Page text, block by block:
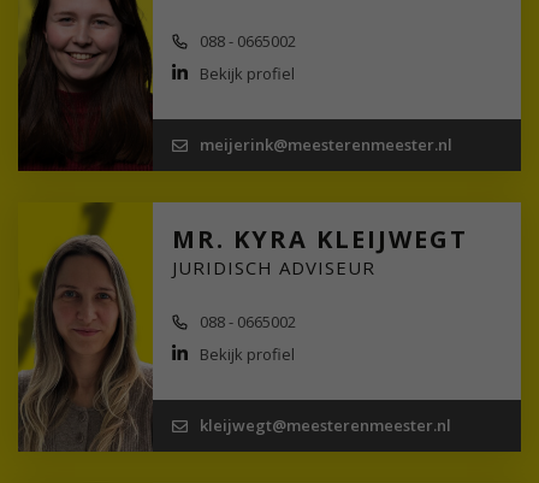
088 - 0665002
Bekijk profiel
meijerink@meesterenmeester.nl
MR. KYRA KLEIJWEGT
JURIDISCH ADVISEUR
088 - 0665002
Bekijk profiel
kleijwegt@meesterenmeester.nl